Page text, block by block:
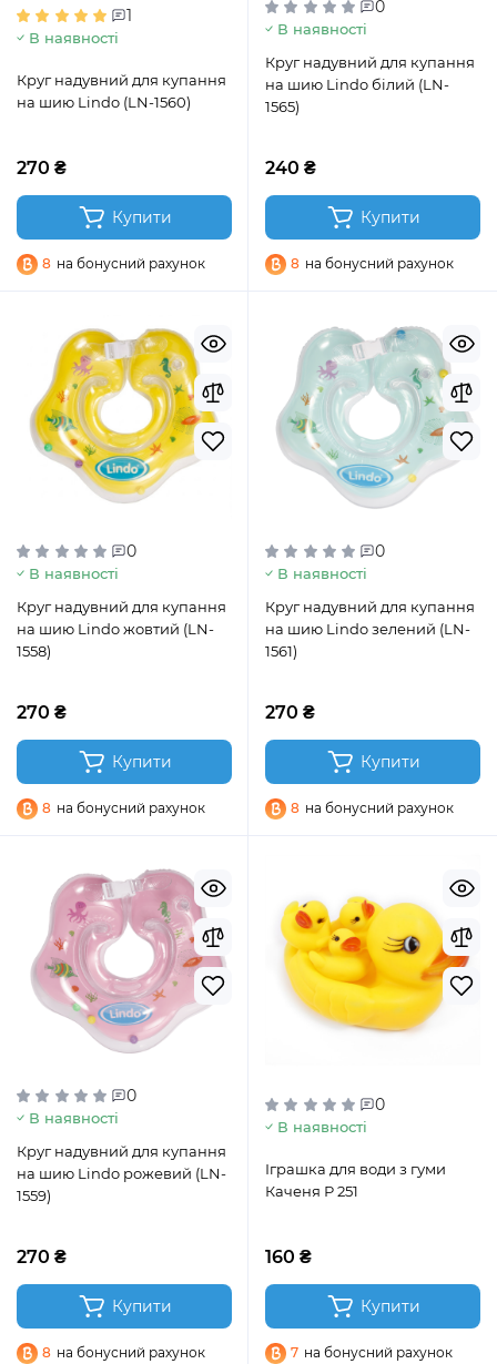
1
В наявності
Круг надувний для купання
на шию Lindo (LN-1560)
270 ₴
Купити
8 на бонусний рахунок
0
В наявності
Круг надувний для купання
на шию Lindo білий (LN-
1565)
240 ₴
Купити
8 на бонусний рахунок
0
В наявності
Круг надувний для купання
на шию Lindo жовтий (LN-
1558)
270 ₴
Купити
8 на бонусний рахунок
0
В наявності
Круг надувний для купання
на шию Lindo зелений (LN-
1561)
270 ₴
Купити
8 на бонусний рахунок
0
В наявності
Круг надувний для купання
на шию Lindo рожевий (LN-
1559)
270 ₴
Купити
8 на бонусний рахунок
0
В наявності
Іграшка для води з гуми
Каченя Р 251
160 ₴
Купити
7 на бонусний рахунок